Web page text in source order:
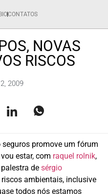
BIOCONTATOS
NOVAS
RISCOS
2009
seguros promove um fórum
estar, com raquel rolnik,
de sérgio
ambientais, inclusive
todos nós estamos